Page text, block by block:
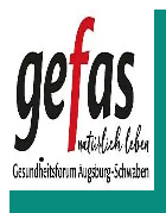
Inhalt
springen
Home